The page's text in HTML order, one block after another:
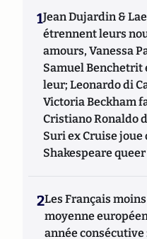
1Jean Dujardin &
étrennent leurs
amours, Vanessa
Samuel
leur; Leonardo di
Victoria Beckham
Cristiano Ronaldo
Suri ex Cruise joue
Shakespeare queer
2Les Français
moyenne
année